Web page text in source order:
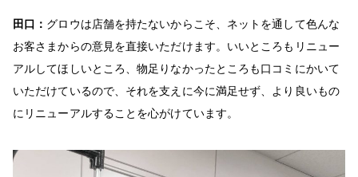
田口： グロウは店舗を持たないからこそ、ネットを通して色んな
お客さまからの意見を直接いただけます。いいところもリニュー
アルしてほしいところ、物足りなかったところも​​口コミにかいて
いただけているので、それを支えに今に満足せず、より良いもの
にリニューアルすることを心がけています。